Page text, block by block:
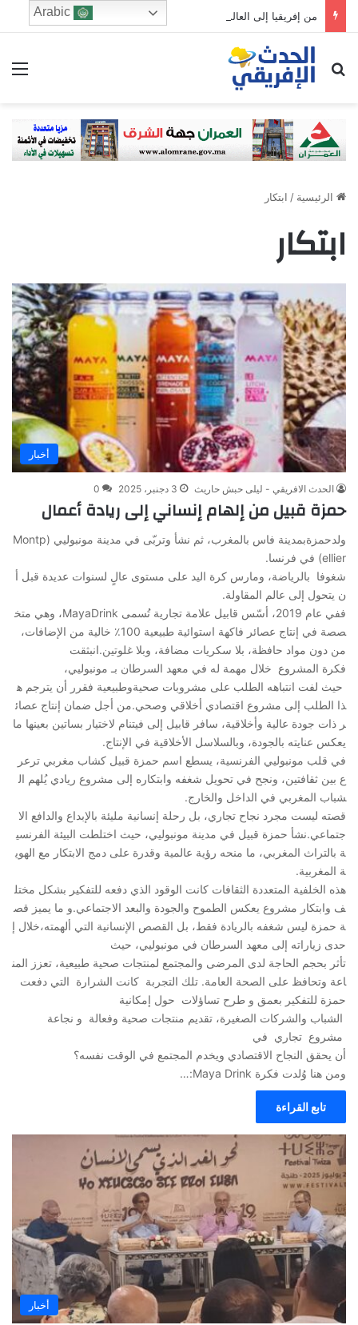
من إفريقيا إلى العالم..أسبوع تتقاطع فيه الأزمات وتبرز فيه مكانة المغرب
ابحث عن
الرئيسية / ابتكار
ابتكار
أخبار
الحدث الافريقي - ليلى حبش حاريث 3 دجنبر، 2025 0
حمزة قبيل من إلهام إنساني إلى ريادة أعمال
ولدحمزةبمدينة فاس بالمغرب، ثم نشأ وتربّى في مدينة مونبوليي (Montp
ellier) في فرنسا.
شغوفا بالرياضة، ومارس كرة اليد على مستوى عالٍ لسنوات عديدة قبل أ
ن يتحول إلى عالم المقاولة.
ففي عام 2019، أسّس قابيل علامة تجارية تُسمى MayaDrink، وهي متخ
صصة في إنتاج عصائر فاكهة استوائية طبيعية 100٪ خالية من الإضافات،
من دون مواد حافظة، بلا سكريات مضافة، وبلا غلوتين.انبثقت
فكرة المشروع خلال مهمة له في معهد السرطان بـ مونبوليي،
حيث لفت انتباهه الطلب على مشروبات صحيةوطبيعية فقرر أن يترجم ه
ذا الطلب إلى مشروع اقتصادي أخلاقي وصحي.من أجل ضمان إنتاج عصائ
ر ذات جودة عالية وأخلاقية، سافر قابيل إلى فيتنام لاختيار بساتين بعينها ما
يعكس عنايته بالجودة، وبالسلاسل الأخلاقية في الإنتاج.
في قلب مونبوليي الفرنسية، يسطع اسم حمزة قبيل كشاب مغربي ترعر
ع بين ثقافتين، ونجح في تحويل شغفه وابتكاره إلى مشروع ريادي يُلهم ال
شباب المغربي في الداخل والخارج.
قصته ليست مجرد نجاح تجاري، بل رحلة إنسانية مليئة بالإبداع والدافع الا
جتماعي.نشأ حمزة قبيل في مدينة مونبوليي، حيث اختلطت البيئة الفرنسي
ة بالتراث المغربي، ما منحه رؤية عالمية وقدرة على دمج الابتكار مع الهوي
ة المغربية.
هذه الخلفية المتعددة الثقافات كانت الوقود الذي دفعه للتفكير بشكل مختل
ف وابتكار مشروع يعكس الطموح والجودة والبعد الاجتماعي.و ما يميز قص
ة حمزة ليس شغفه بالريادة فقط، بل القصص الإنسانية التي ألهمته،خلال إ
حدى زياراته إلى معهد السرطان في مونبوليي، حيث
تأثر بحجم الحاجة لدى المرضى والمجتمع لمنتجات صحية طبيعية، تعزز المن
اعة وتحافظ على الصحة العامة. تلك التجربة كانت الشرارة التي دفعت
حمزة للتفكير بعمق و طرح تساؤلات حول إمكانية
الشباب والشركات الصغيرة، تقديم منتجات صحية وفعالة و نجاعة
مشروع تجاري في
أن يحقق النجاح الاقتصادي ويخدم المجتمع في الوقت نفسه؟
ومن هنا وُلدت فكرة Maya Drink:…
تابع القراءة
أخبار
Arabic